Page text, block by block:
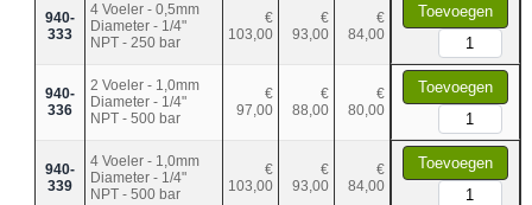
940-
333
4 Voeler - 0,5mm
Diameter - 1/4"
NPT - 250 bar
€
103,00
€
93,00
€
84,00
Toevoegen
940-
336
2 Voeler - 1,0mm
Diameter - 1/4"
NPT - 500 bar
€
97,00
€
88,00
€
80,00
Toevoegen
940-
339
4 Voeler - 1,0mm
Diameter - 1/4"
NPT - 500 bar
€
103,00
€
93,00
€
84,00
Toevoegen